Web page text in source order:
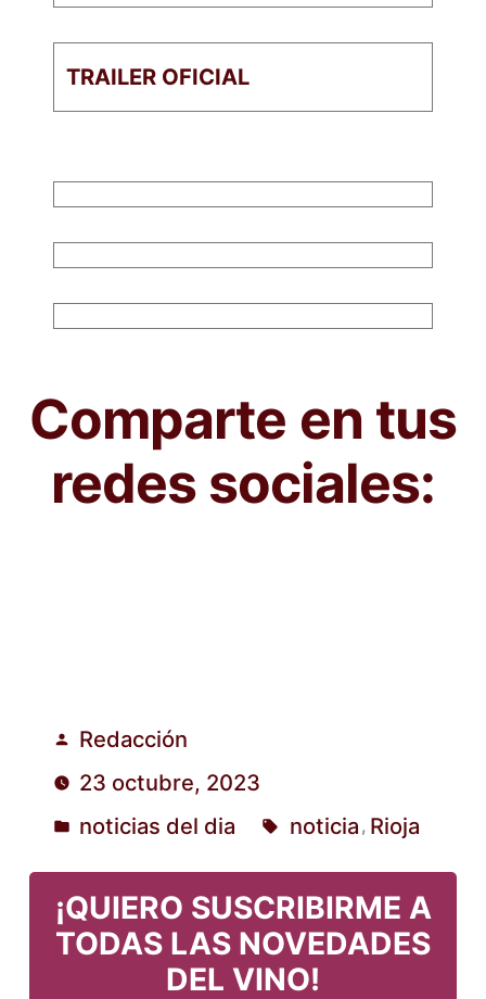
TRAILER OFICIAL
Comparte en tus
redes sociales:
Publicado
por
Redacción
23 octubre, 2023
Publicado
en
noticias del dia noticia , Rioja
¡QUIERO SUSCRIBIRME A
TODAS LAS NOVEDADES
DEL VINO!